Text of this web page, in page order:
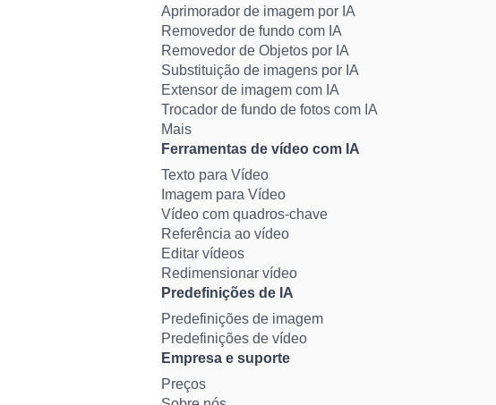
Aprimorador de imagem por IA
Removedor de fundo com IA
Removedor de Objetos por IA
Substituição de imagens por IA
Extensor de imagem com IA
Trocador de fundo de fotos com IA
Mais
Ferramentas de vídeo com IA
Texto para Vídeo
Imagem para Vídeo
Vídeo com quadros-chave
Referência ao vídeo
Editar vídeos
Redimensionar vídeo
Predefinições de IA
Predefinições de imagem
Predefinições de vídeo
Empresa e suporte
Preços